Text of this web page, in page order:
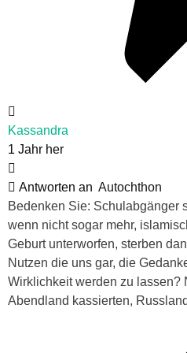
Kassandra
1 Jahr her
Antworten an Autochthon
Bedenken Sie: Schulabgänger
wenn nicht sogar mehr,
Geburt unterworfen, sterben
Nutzen die uns gar, die
Wirklichkeit werden zu lassen?
Abendland kassierten,